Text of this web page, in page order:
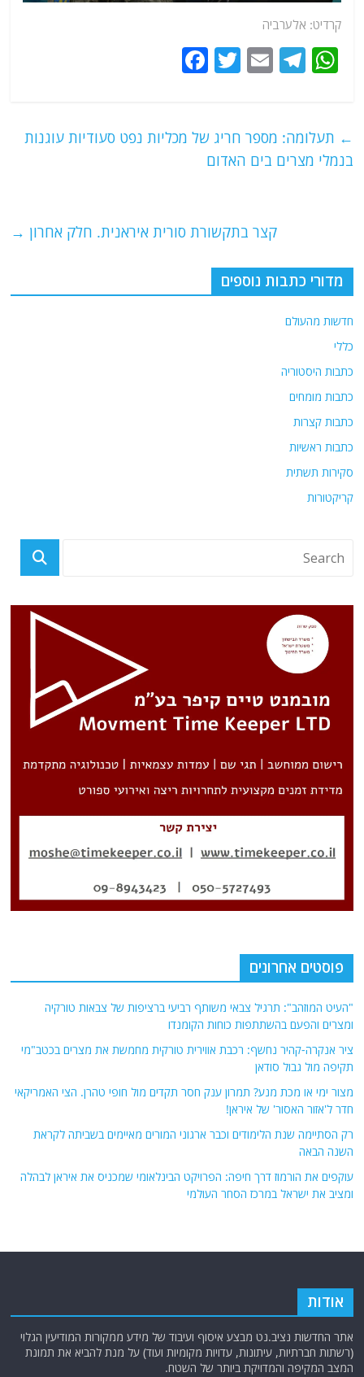
קרדיט: אלערביה
W
s
A
T
g
ra
E
l
T
er
e
k
← תעלומה: מספר חריג של מכליות נפט סעודיות עוגנות
בנמלי מצרים בים האדום
קצר בתקשורת סורית איראנית. חלק אחרון →
מדורי כתבות נוספים
חדשות מהעולם
כללי
כתבות היסטוריה
כתבות מומחים
כתבות קצרות
כתבות ראשיות
סקירות תשתית
קריקטורות
פוסטים אחרונים
"העיט המוזהב": תרגיל צבאי משותף רביעי ברציפות של צבאות טורקיה
ומצרים והפעם בהשתתפות כוחות הקומנדו
ציר אנקרה-קהיר נחשף: רכבת אווירית טורקית מחמשת את מצרים בכטב"מי
תקיפה מול גבול סודאן
מצור ימי או מכת מנע? תמרון ענק חסר תקדים מול חופי טהרן. הצי האמריקאי
חדר ל'אזור האסור' של איראן!
רק הסתיימה שנת הלימודים וכבר ארגוני המורים מאיימים בשביתה לקראת
השנה הבאה
עוקפים את הורמוז דרך חיפה: הפרויקט הבינלאומי שמכניס את איראן לבהלה
ומציב את ישראל במרכז הסחר העולמי
אודות
אתר החדשות נציב.נט מבצע איסוף ועיבוד של מידע ממקורות המודיעין הגלוי
(רשתות חברתיות, עיתונות, עדויות מקומיות ועוד) על מנת להביא את תמונת
המצב המקיפה והמדויקת ביותר של השטח.